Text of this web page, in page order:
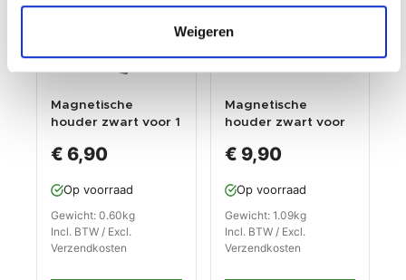
Weigeren
Magnetische
houder zwart voor 1
€ 6,90
Op voorraad
Gewicht: 0.60kg
Incl. BTW / Excl.
Verzendkosten
Magnetische
houder zwart voor
€ 9,90
Op voorraad
Gewicht: 1.09kg
Incl. BTW / Excl.
Verzendkosten